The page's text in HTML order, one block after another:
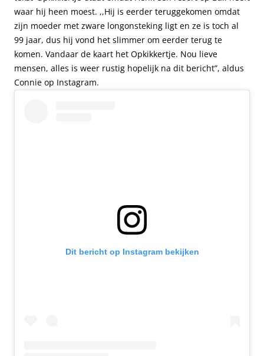
waar hij heen moest. ,,Hij is eerder teruggekomen omdat
zijn moeder met zware longonsteking ligt en ze is toch al
99 jaar, dus hij vond het slimmer om eerder terug te
komen. Vandaar de kaart het Opkikkertje. Nou lieve
mensen, alles is weer rustig hopelijk na dit bericht”, aldus
Connie op Instagram.
Dit bericht op Instagram bekijken